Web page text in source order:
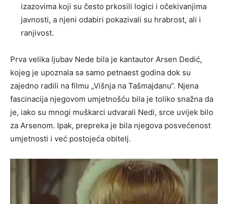
izazovima koji su često prkosili logici i očekivanjima
javnosti, a njeni odabiri pokazivali su hrabrost, ali i
ranjivost.
Prva velika ljubav Nede bila je kantautor Arsen Dedić,
kojeg je upoznala sa samo petnaest godina dok su
zajedno radili na filmu „Višnja na Tašmajdanu“. Njena
fascinacija njegovom umjetnošću bila je toliko snažna da
je, iako su mnogi muškarci udvarali Nedi, srce uvijek bilo
za Arsenom. Ipak, prepreka je bila njegova posvećenost
umjetnosti i već postojeća obitelj.